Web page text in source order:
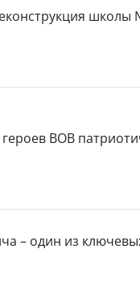
ВОВ
– один из